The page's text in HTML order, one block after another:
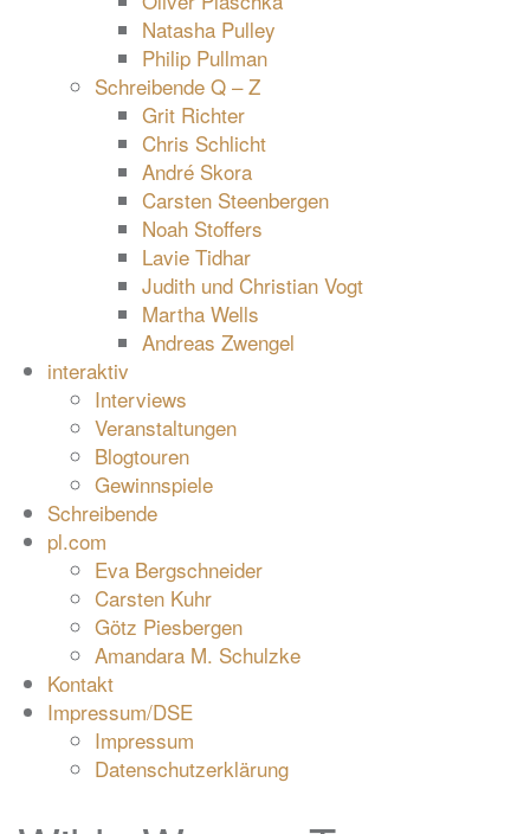
Natasha Pulley
Philip Pullman
Schreibende Q – Z
Grit Richter
Chris Schlicht
André Skora
Carsten Steenbergen
Noah Stoffers
Lavie Tidhar
Judith und Christian Vogt
Martha Wells
Andreas Zwengel
interaktiv
Interviews
Veranstaltungen
Blogtouren
Gewinnspiele
Schreibende
pl.com
Eva Bergschneider
Carsten Kuhr
Götz Piesbergen
Amandara M. Schulzke
Kontakt
Impressum/DSE
Impressum
Datenschutzerklärung